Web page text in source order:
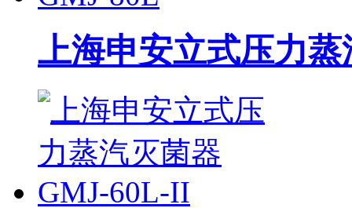
上海申安立式压力